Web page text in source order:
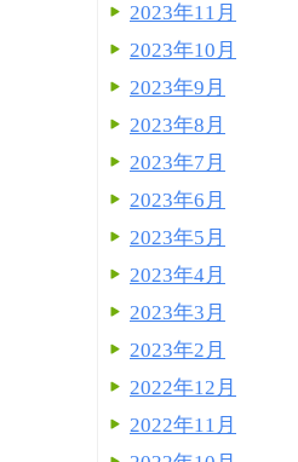
2023年11月
2023年10月
2023年9月
2023年8月
2023年7月
2023年6月
2023年5月
2023年4月
2023年3月
2023年2月
2022年12月
2022年11月